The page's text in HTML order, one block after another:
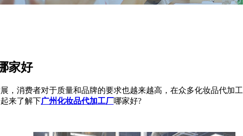
家好
，消费者对于质量和品牌的要求也越来越高，在众多化妆品代加工
来了解下广州化妆品代加工厂哪家好?